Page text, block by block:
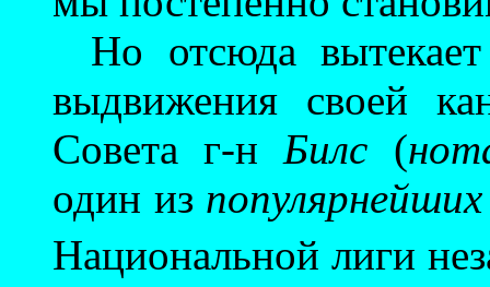
Но отсюда
выдвижения своей
Совета г-нБилс (
один из популярнейших
Национальной лиги